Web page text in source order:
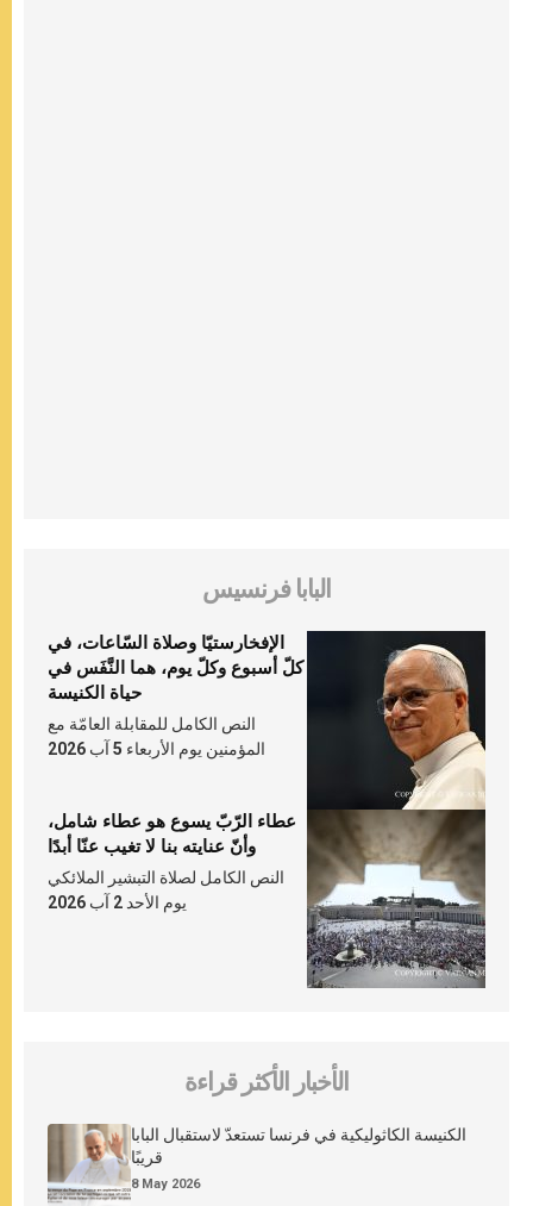
البابا فرنسيس
الإفخارستيّا وصلاة السّاعات، في
كلّ أسبوع وكلّ يوم، هما النَّفَس في
حياة الكنيسة
النص الكامل للمقابلة العامّة مع
المؤمنين يوم الأربعاء 5 آب 2026
عطاء الرّبّ يسوع هو عطاء شامل،
وأنّ عنايته بنا لا تغيب عنّا أبدًا
النص الكامل لصلاة التبشير الملائكي
يوم الأحد 2 آب 2026
الأخبار الأكثر قراءة
الكنيسة الكاثوليكية في فرنسا تستعدّ لاستقبال البابا
قريبًا
8 May 2026